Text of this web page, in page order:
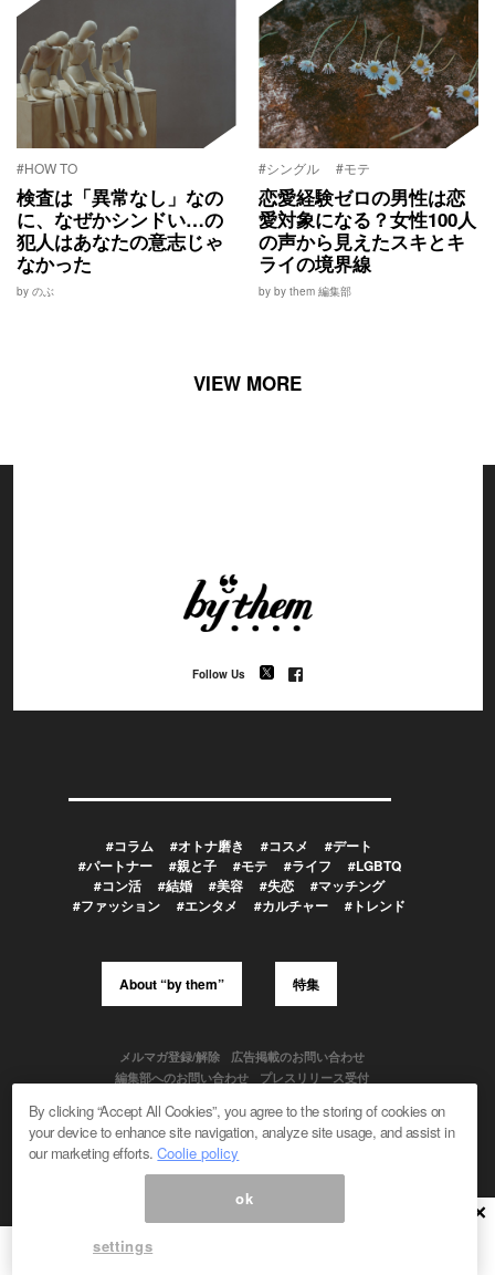
#HOW TO
検査は「異常なし」なの
に、なぜかシンドい…の
犯人はあなたの意志じゃ
なかった
by のぶ
#シングル #モテ
恋愛経験ゼロの男性は恋
愛対象になる？女性100人
の声から見えたスキとキ
ライの境界線
by by them 編集部
VIEW MORE
Follow Us
#コラム #オトナ磨き #コスメ
#デート
#パートナー
#親と子 #モテ #ライフ
#LGBTQ
#コン活
#結婚 #美容 #失恋
#マッチング
#ファッション
#エンタメ #カルチャー #トレンド
About “by them” 特集
メルマガ登録/解除
広告掲載のお問い合わせ
編集部へのお問い合わせ
プレスリリース受付
Powered by
© 1999-2026 Magmag, Inc. All Rights Reserved
×
By clicking “Accept All Cookies”, you agree to the storing of cookies on
your device to enhance site navigation, analyze site usage, and assist in
our marketing efforts.Coolie policy
ok
settings